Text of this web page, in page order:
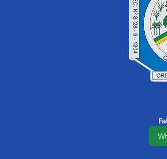
12 de junho:
Namorados!